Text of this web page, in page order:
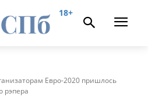
18+
Евро-2020 пришлось
рэпера